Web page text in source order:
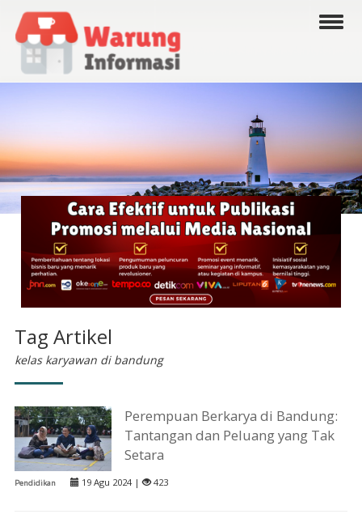
Tag Artikel
kelas karyawan di bandung
Perempuan Berkarya di Bandung:
Tantangan dan Peluang yang Tak
Setara
Pendidikan 19 Agu 2024 | 423